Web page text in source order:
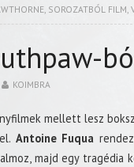
, SOROZATBÓL FILM,
KOIMBRA
mellett lesz
Antoine Fuqua
majd egy tragédia